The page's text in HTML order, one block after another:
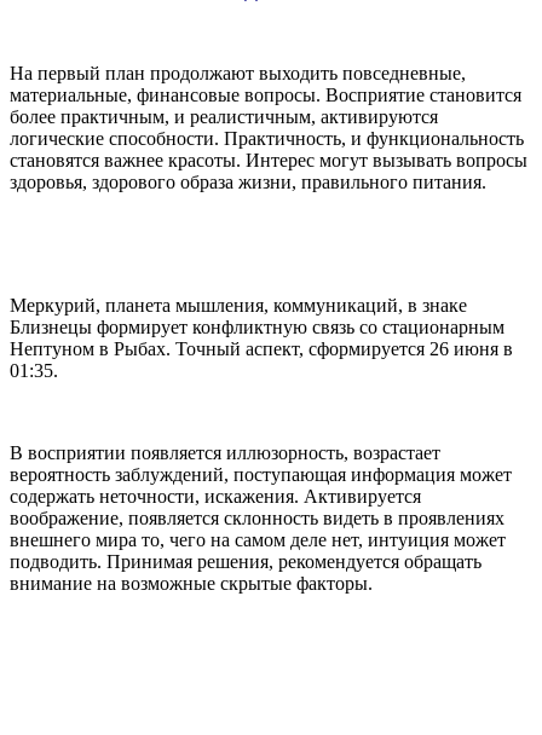
На первый план продолжают выходить повседневные,
материальные, финансовые вопросы. Восприятие становится
более практичным, и реалистичным, активируются
логические способности. Практичность, и функциональность
становятся важнее красоты. Интерес могут вызывать вопросы
здоровья, здорового образа жизни, правильного питания.
Меркурий, планета мышления, коммуникаций, в знаке
Близнецы формирует конфликтную связь со стационарным
Нептуном в Рыбах. Точный аспект, сформируется 26 июня в
01:35.
В восприятии появляется иллюзорность, возрастает
вероятность заблуждений, поступающая информация может
содержать неточности, искажения. Активируется
воображение, появляется склонность видеть в проявлениях
внешнего мира то, чего на самом деле нет, интуиция может
подводить. Принимая решения, рекомендуется обращать
внимание на возможные скрытые факторы.